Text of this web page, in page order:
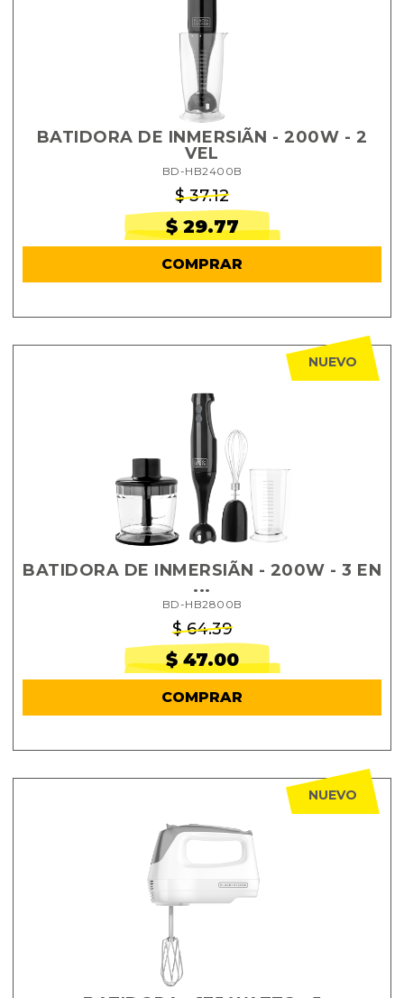
BATIDORA DE INMERSIÃN - 200W - 2
VEL
BD-HB2400B
$ 37.12
$ 29.77
COMPRAR
NUEVO
BATIDORA DE INMERSIÃN - 200W - 3 EN
...
BD-HB2800B
$ 64.39
$ 47.00
COMPRAR
NUEVO